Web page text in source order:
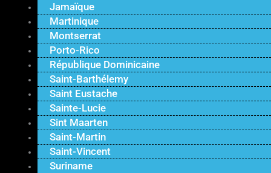
Jamaïque
Martinique
Montserrat
Porto-Rico
République Dominicaine
Saint-Barthélemy
Saint Eustache
Sainte-Lucie
Sint Maarten
Saint-Martin
Saint-Vincent
Suriname